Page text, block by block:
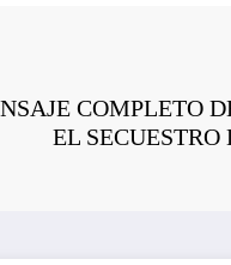
COMPLETO
EL